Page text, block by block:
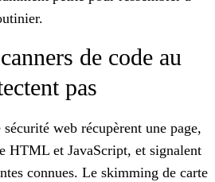
de code au
pas
web récupèrent une page,
HTML et JavaScript, et signalent
connues. Le skimming de carte